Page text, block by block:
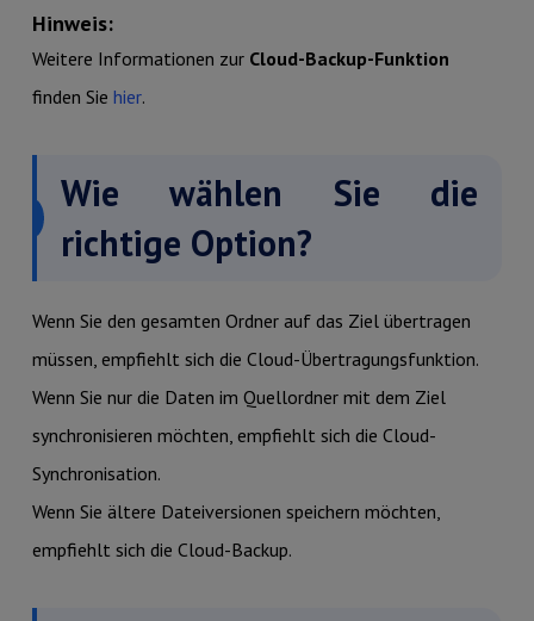
Hinweis:
Weitere Informationen zur Cloud-Backup-Funktion
finden Sie hier.
Wie wählen Sie die
richtige Option?
Wenn Sie den gesamten Ordner auf das Ziel übertragen
müssen, empfiehlt sich die Cloud-Übertragungsfunktion.
Wenn Sie nur die Daten im Quellordner mit dem Ziel
synchronisieren möchten, empfiehlt sich die Cloud-
Synchronisation.
Wenn Sie ältere Dateiversionen speichern möchten,
empfiehlt sich die Cloud-Backup.